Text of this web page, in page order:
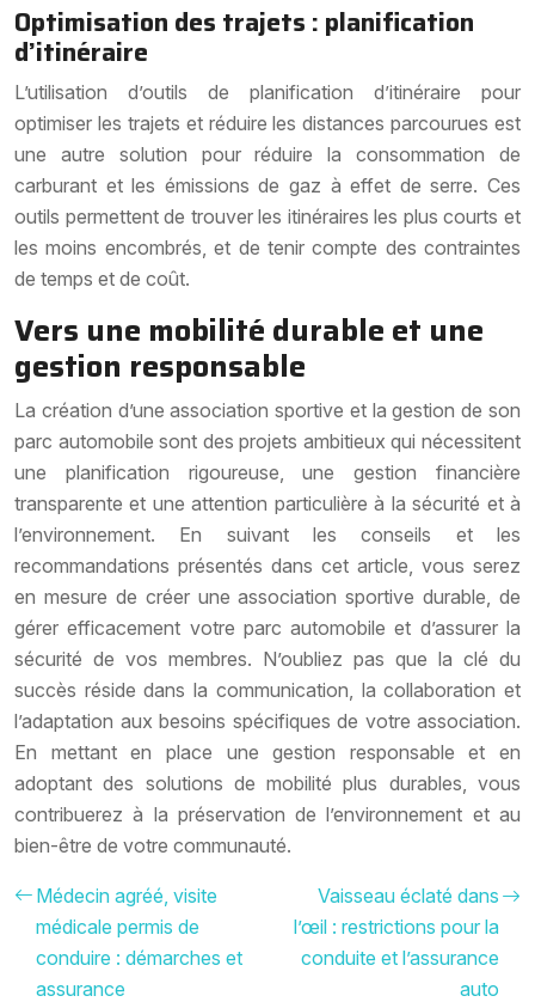
Optimisation des trajets : planification
d’itinéraire
L’utilisation d’outils de planification d’itinéraire pour
optimiser les trajets et réduire les distances parcourues est
une autre solution pour réduire la consommation de
carburant et les émissions de gaz à effet de serre. Ces
outils permettent de trouver les itinéraires les plus courts et
les moins encombrés, et de tenir compte des contraintes
de temps et de coût.
Vers une mobilité durable et une
gestion responsable
La création d’une association sportive et la gestion de son
parc automobile sont des projets ambitieux qui nécessitent
une planification rigoureuse, une gestion financière
transparente et une attention particulière à la sécurité et à
l’environnement. En suivant les conseils et les
recommandations présentés dans cet article, vous serez
en mesure de créer une association sportive durable, de
gérer efficacement votre parc automobile et d’assurer la
sécurité de vos membres. N’oubliez pas que la clé du
succès réside dans la communication, la collaboration et
l’adaptation aux besoins spécifiques de votre association.
En mettant en place une gestion responsable et en
adoptant des solutions de mobilité plus durables, vous
contribuerez à la préservation de l’environnement et au
bien-être de votre communauté.
Médecin agréé, visite
médicale permis de
conduire : démarches et
assurance
Vaisseau éclaté dans
l’œil : restrictions pour la
conduite et l’assurance
auto